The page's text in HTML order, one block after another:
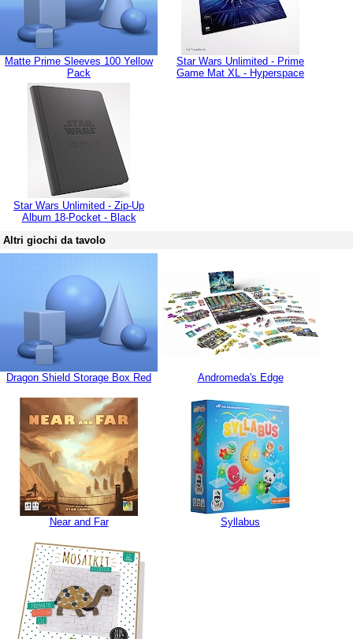
Matte Prime Sleeves 100 Yellow
Pack
Star Wars Unlimited - Prime
Game Mat XL - Hyperspace
Star Wars Unlimited - Zip-Up
Album 18-Pocket - Black
Altri giochi da tavolo
Dragon Shield Storage Box Red Andromeda's Edge
Near and Far Syllabus